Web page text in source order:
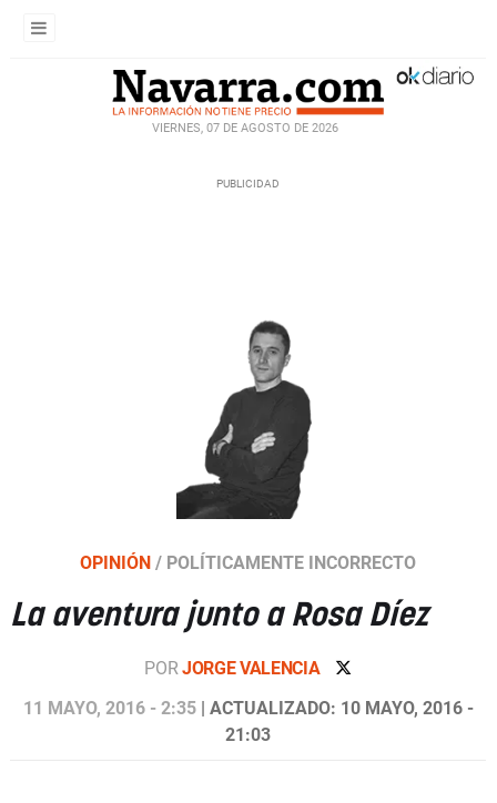
VIERNES, 07 DE AGOSTO DE 2026
OPINIÓN / POLÍTICAMENTE INCORRECTO
La aventura junto a Rosa Díez
PORJORGE VALENCIA
11 MAYO, 2016 - 2:35| ACTUALIZADO: 10 MAYO, 2016 -
21:03